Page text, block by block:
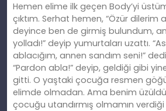
Hemen elime ilk geçen Body’yi
çıktım. Serhat hemen, “Özür dilerim
deyince ben de girmiş bulundum,
yolladı!” deyip yumurtaları uzattı.
ablacığım, annen sandım seni!”
“Pardon abla!” deyip, geldiği gibi
gitti. O yaştaki çocuğa resmen
elimde olmadan. Ama benim
çocuğu utandırmış olmamın